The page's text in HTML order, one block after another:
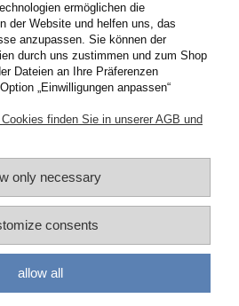
HILFE
32-005 Niepołomice | woj. małopolskie
ermöglichen die
der Website und helfen uns, das
anzupassen. Sie können der
durch uns zustimmen und zum Shop
Dateien an Ihre Präferenzen
„Einwilligungen anpassen“
finden Sie in unserer AGB und
only necessary
consents
allow all